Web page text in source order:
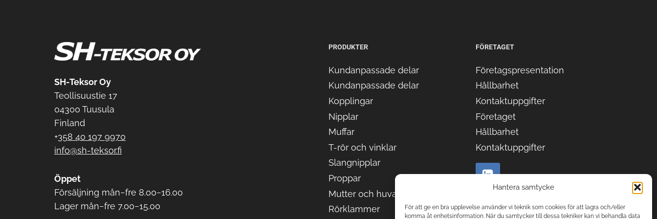
Hantera samtycke
För att ge en bra upplevelse använder vi teknik som cookies för att lagra och/eller
komma åt enhetsinformation. När du samtycker till dessa tekniker kan vi behandla data
SH-Teksor Oy
Teollisuustie 17
04300 Tuusula
Finland
+358 40 197 9970
info@sh-teksor.fi
Öppet
Försäljning mån−fre 8.00−16.00
Lager mån−fre 7.00−15.00
PRODUKTER
Kundanpassade delar
Kundanpassade delar
Kopplingar
Nipplar
Muffar
T-rör och vinklar
Slangnipplar
Proppar
Mutter och huvar
Rörklammer
FÖRETAGET
Företagspresentation
Hållbarhet
Kontaktuppgifter
Företaget
Hållbarhet
Kontaktuppgifter